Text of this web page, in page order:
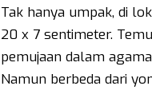
Tak hanya umpak, di
20 x 7 sentimeter.
pemujaan dalam
Namun berbeda dari